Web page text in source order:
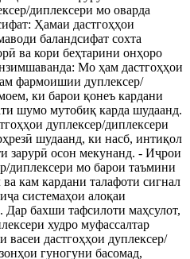
диплексери мо оварда
Ҳамаи дастгоҳҳои
баландсифат сохта
ва кори беҳтарини онҳоро
Мо ҳам дастгоҳҳои
фармоишии дуплексер/
ки барои қонеъ кардани
шумо мутобиқ карда шудаанд.
дуплексер/диплексери
шудаанд, ки насб, интиқол
зарурӣ осон мекунанд. - Иҷрои
диплексери мо барои таъмини
кам кардани талафоти сигнал
системаҳои алоқаи
Дар бахши тафсилоти маҳсулот,
худро муфассалтар
дастгоҳҳои дуплексер/
гуногуни басомад,